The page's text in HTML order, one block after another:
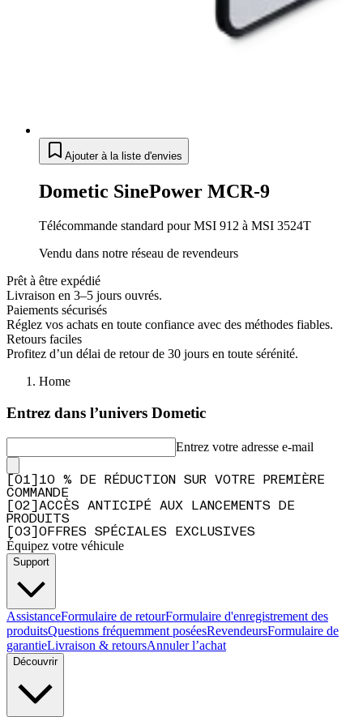
Ajouter à la liste d'envies
Dometic SinePower MCR-9
Télécommande standard pour MSI 912 à MSI 3524T
Vendu dans notre réseau de revendeurs
Prêt à être expédié
Livraison en 3–5 jours ouvrés.
Paiements sécurisés
Réglez vos achats en toute confiance avec des méthodes fiables.
Retours faciles
Profitez d’un délai de retour de 30 jours en toute sérénité.
Home
Entrez dans l’univers Dometic
Entrez votre adresse e-mail
01
10 % DE RÉDUCTION SUR VOTRE PREMIÈRE
COMMANDE
02
ACCÈS ANTICIPÉ AUX LANCEMENTS DE
PRODUITS
03 OFFRES SPÉCIALES EXCLUSIVES
Équipez votre véhicule
Support
AssistanceFormulaire de retourFormulaire d'enregistrement des
produitsQuestions fréquemment poséesRevendeursFormulaire de
garantieLivraison & retoursAnnuler l’achat
Découvrir